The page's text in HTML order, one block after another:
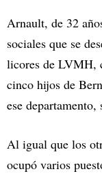
Arnault, de 32
sociales que se
licores de LVMH,
cinco hijos de
ese
Al igual que los
ocupó varios